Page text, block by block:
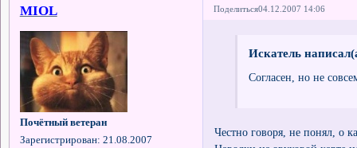
Поделиться04.12.2007 14:06
MIOL
Почётный ветеран
Зарегистрирован: 21.08.2007
Искатель
Согласен, но не
Честно говоря, не понял, о